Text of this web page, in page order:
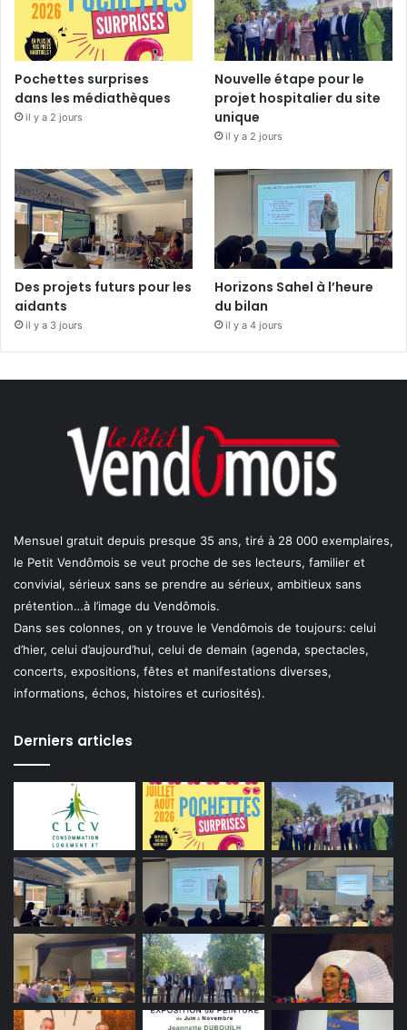
Pochettes surprises
dans les médiathèques
il y a 2 jours
Nouvelle étape pour le
projet hospitalier du site
unique
il y a 2 jours
Des projets futurs pour les
aidants
il y a 3 jours
Horizons Sahel à l’heure
du bilan
il y a 4 jours
Mensuel gratuit depuis presque 35 ans, tiré à 28 000 exemplaires,
le Petit Vendômois se veut proche de ses lecteurs, familier et
convivial, sérieux sans se prendre au sérieux, ambitieux sans
prétention…à l’image du Vendômois.
Dans ses colonnes, on y trouve le Vendômois de toujours: celui
d’hier, celui d’aujourd’hui, celui de demain (agenda, spectacles,
concerts, expositions, fêtes et manifestations diverses,
informations, échos, histoires et curiosités).
Derniers articles